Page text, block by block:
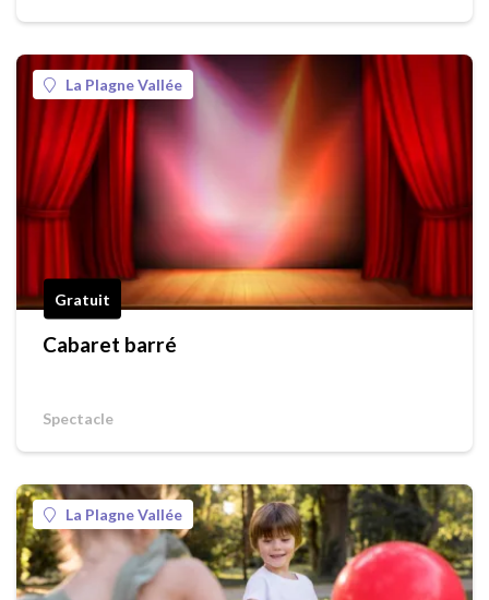
La Plagne Vallée
Gratuit
Cabaret barré
Spectacle
La Plagne Vallée